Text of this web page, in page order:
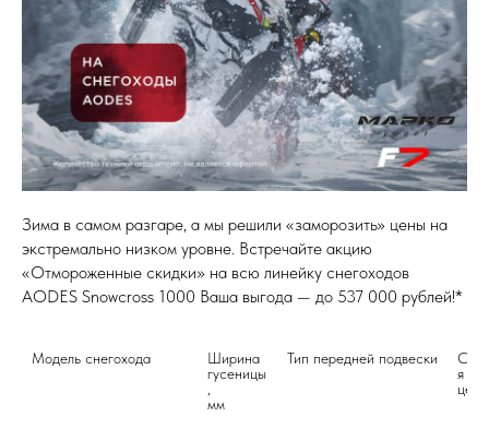
Зима в самом разгаре, а мы решили «заморозить» цены на
экстремально низком уровне. Встречайте акцию
«Отмороженные скидки» на всю линейку снегоходов
AODES Snowcross 1000 Ваша выгода — до 537 000 рублей!*
Модель снегохода
Ширина
гусеницы
мм
Тип передней подвески
я